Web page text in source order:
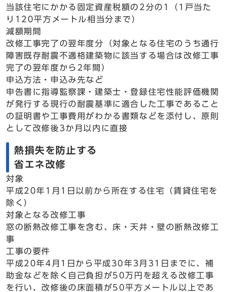
当該住宅にかかる固定資産税額の2分の1（1戸当た
り120平方メートル相当分まで）
減額期間
改修工事完了の翌年度分（対象となる住宅のうち通行
障害既存耐震不適格建築物に該当する場合は改修工事
完了の翌年度から2年間）
申込方法・申込み先など
申告書に指導監察課・建築士・登録住宅性能評価機関
が発行する現行の耐震基準に適合した工事であること
の証明書や工事費用がわかる書類などを添付し、原則
として改修後3か月以内に直接
熱損失を防止する
省エネ改修
対象
平成20年1月1日以前から所在する住宅（賃貸住宅を
除く）
対象となる改修工事
窓の断熱改修工事を含む、床・天井・壁の断熱改修工
事
工事の要件
平成20年4月1日から平成30年3月31日までに、補
助金などを除く自己負担が50万円を超える改修工事
を行い、改修後の床面積が50平方メートル以上であ